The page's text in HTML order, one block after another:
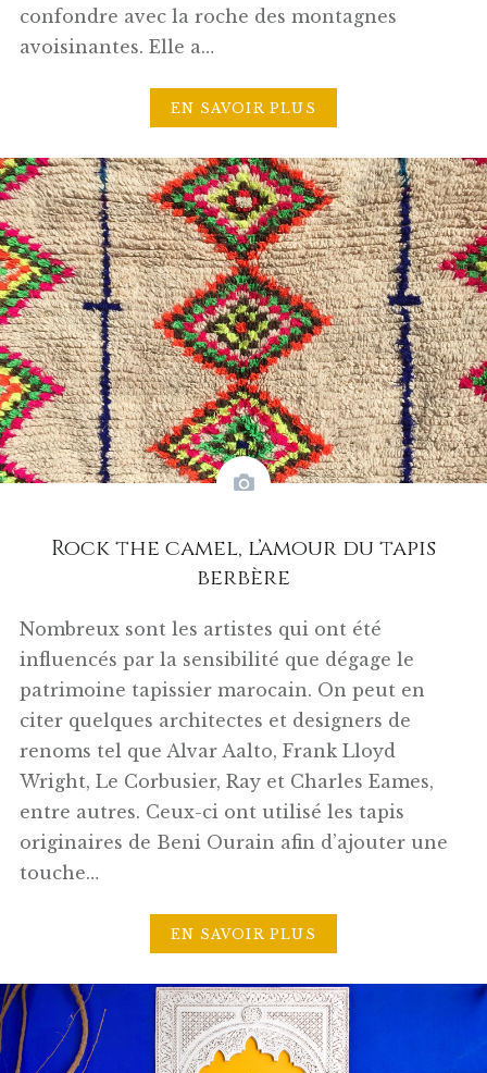
confondre avec la roche des montagnes
avoisinantes. Elle a…
EN SAVOIR PLUS
Rock the camel, l’amour du tapis
berbère
Nombreux sont les artistes qui ont été
influencés par la sensibilité que dégage le
patrimoine tapissier marocain. On peut en
citer quelques architectes et designers de
renoms tel que Alvar Aalto, Frank Lloyd
Wright, Le Corbusier, Ray et Charles Eames,
entre autres. Ceux-ci ont utilisé les tapis
originaires de Beni Ourain afin d’ajouter une
touche…
EN SAVOIR PLUS